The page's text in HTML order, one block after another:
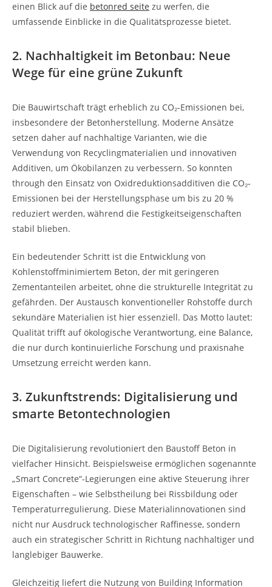
einen Blick auf die betonred seite zu werfen, die
umfassende Einblicke in die Qualitätsprozesse bietet.
2. Nachhaltigkeit im Betonbau: Neue
Wege für eine grüne Zukunft
Die Bauwirtschaft trägt erheblich zu CO₂-Emissionen bei,
insbesondere der Betonherstellung. Moderne Ansätze
setzen daher auf nachhaltige Varianten, wie die
Verwendung von Recyclingmaterialien und innovativen
Additiven, um Ökobilanzen zu verbessern. So konnten
through den Einsatz von Oxidreduktionsadditiven die CO₂-
Emissionen bei der Herstellungsphase um bis zu 20 %
reduziert werden, während die Festigkeitseigenschaften
stabil blieben.
Ein bedeutender Schritt ist die Entwicklung von
Kohlenstoffminimiertem Beton, der mit geringeren
Zementanteilen arbeitet, ohne die strukturelle Integrität zu
gefährden. Der Austausch konventioneller Rohstoffe durch
sekundäre Materialien ist hier essenziell. Das Motto lautet:
Qualität trifft auf ökologische Verantwortung, eine Balance,
die nur durch kontinuierliche Forschung und praxisnahe
Umsetzung erreicht werden kann.
3. Zukunftstrends: Digitalisierung und
smarte Betontechnologien
Die Digitalisierung revolutioniert den Baustoff Beton in
vielfacher Hinsicht. Beispielsweise ermöglichen sogenannte
„Smart Concrete“-Legierungen eine aktive Steuerung ihrer
Eigenschaften – wie Selbstheilung bei Rissbildung oder
Temperaturregulierung. Diese Materialinnovationen sind
nicht nur Ausdruck technologischer Raffinesse, sondern
auch ein strategischer Schritt in Richtung nachhaltiger und
langlebiger Bauwerke.
Gleichzeitig liefert die Nutzung von Building Information